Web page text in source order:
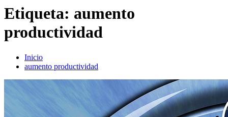
Etiqueta: aumento
productividad
Inicio
aumento productividad